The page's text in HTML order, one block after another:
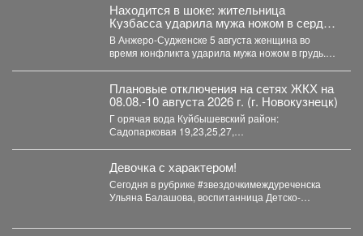
Находится в шоке: жительница
Кузбасса ударила мужа ножом в сердце
- подробности
В Анжеро-Судженске 5 августа женщина во
время конфликта ударила мужа ножом в грудь.
Плановые отключения на сетях ЖКХ на
08.08.-10 августа 2026 г. (г. Новокузнецк)
Г орячая вода Куйбышевский район:
Садопарковая 19,23,25,27,
Девочка с характером!
Сегодня в рубрике #звездочкимеждуреченска
Ульяна Балашова, воспитанница Детско-